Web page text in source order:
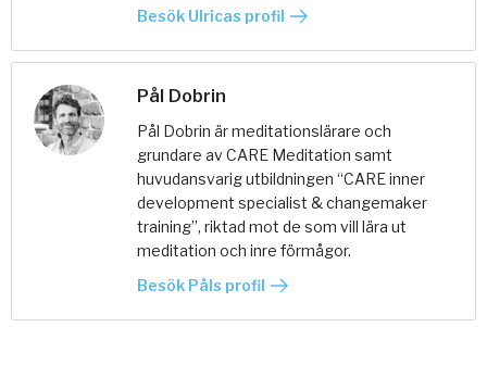
Besök Ulricas profil
Pål Dobrin
Pål Dobrin är meditationslärare och
grundare av CARE Meditation samt
huvudansvarig utbildningen “CARE inner
development specialist & changemaker
training”, riktad mot de som vill lära ut
meditation och inre förmågor.
Besök Påls profil